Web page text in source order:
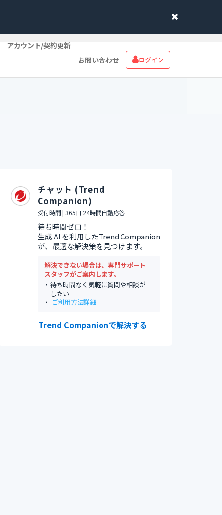
アカウント/契約更新
お問い合わせ
ログイン
チャット (Trend
Companion)
受付時間 | 365日 24時間自動応答
待ち時間ゼロ！
生成 AI を利用したTrend Companion
が、最適な解決策を見つけます。
解決できない場合は、専門サポート
スタッフがご案内します。
待ち時間なく気軽に質問や相談が
したい
ご利用方法詳細
Trend Companionで解決する